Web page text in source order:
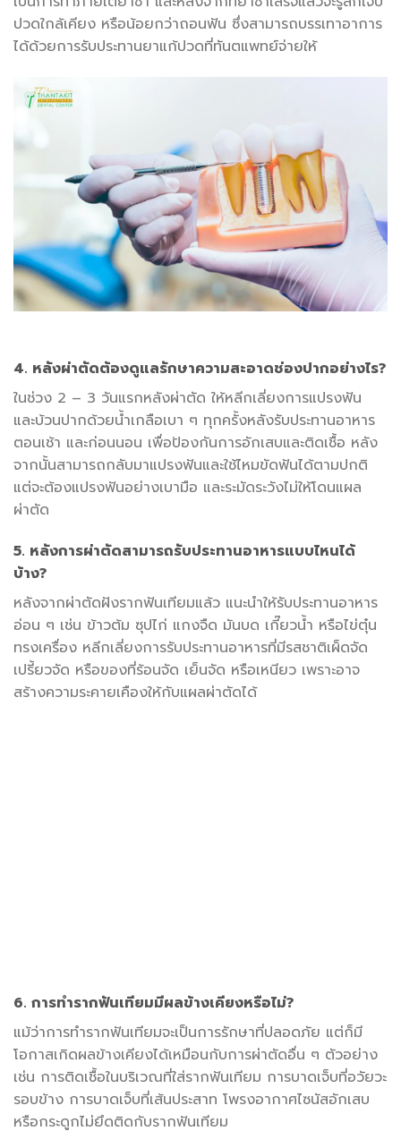
ปวดใกล้เคียง หรือน้อยกว่าถอนฟัน ซึ่งสามารถบรรเทาอาการ
ได้ด้วยการรับประทานยาแก้ปวดที่ทันตแพทย์จ่ายให้
4. หลังผ่าตัดต้องดูแลรักษาความสะอาดช่องปากอย่างไร?
ในช่วง 2 – 3 วันแรกหลังผ่าตัด ให้หลีกเลี่ยงการแปรงฟัน
และบ้วนปากด้วยน้ำเกลือเบา ๆ ทุกครั้งหลังรับประทานอาหาร
ตอนเช้า และก่อนนอน เพื่อป้องกันการอักเสบและติดเชื้อ หลัง
จากนั้นสามารถกลับมาแปรงฟันและใช้ไหมขัดฟันได้ตามปกติ
แต่จะต้องแปรงฟันอย่างเบามือ และระมัดระวังไม่ให้โดนแผล
ผ่าตัด
5. หลังการผ่าตัดสามารถรับประทานอาหารแบบไหนได้
บ้าง?
หลังจากผ่าตัดฝังรากฟันเทียมแล้ว แนะนำให้รับประทานอาหาร
อ่อน ๆ เช่น ข้าวต้ม ซุปไก่ แกงจืด มันบด เกี๊ยวน้ำ หรือไข่ตุ๋น
ทรงเครื่อง หลีกเลี่ยงการรับประทานอาหารที่มีรสชาติเผ็ดจัด
เปรี้ยวจัด หรือของที่ร้อนจัด เย็นจัด หรือเหนียว เพราะอาจ
สร้างความระคายเคืองให้กับแผลผ่าตัดได้
6. การทำรากฟันเทียมมีผลข้างเคียงหรือไม่?
แม้ว่าการทำรากฟันเทียมจะเป็นการรักษาที่ปลอดภัย แต่ก็มี
โอกาสเกิดผลข้างเคียงได้เหมือนกับการผ่าตัดอื่น ๆ ตัวอย่าง
เช่น การติดเชื้อในบริเวณที่ใส่รากฟันเทียม การบาดเจ็บที่อวัยวะ
รอบข้าง การบาดเจ็บที่เส้นประสาท โพรงอากาศไซนัสอักเสบ
หรือกระดูกไม่ยึดติดกับรากฟันเทียม